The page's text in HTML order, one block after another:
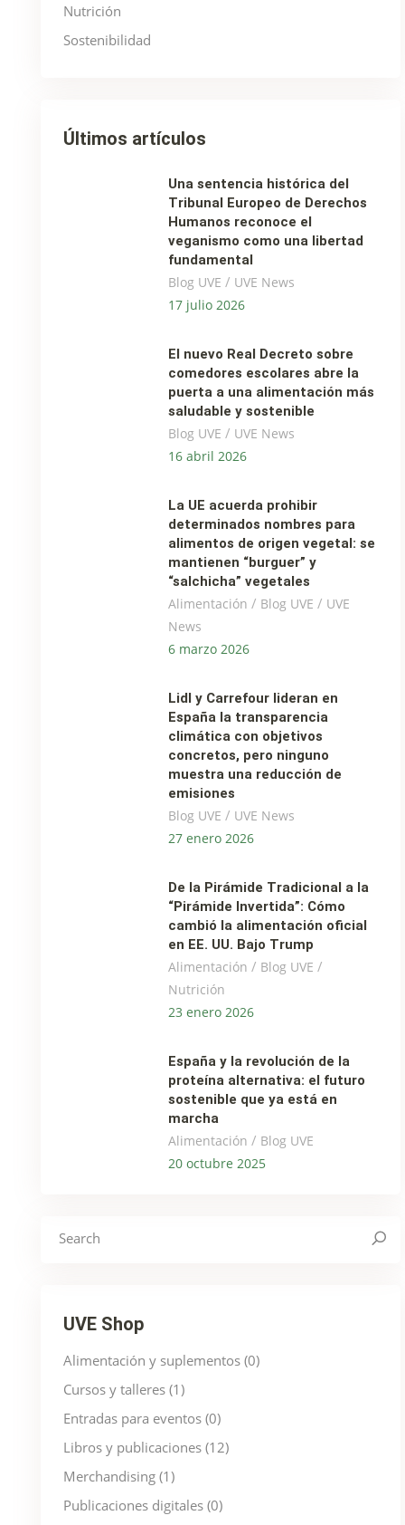
Nutrición
Sostenibilidad
Últimos artículos
Una sentencia histórica del
Tribunal Europeo de Derechos
Humanos reconoce el
veganismo como una libertad
fundamental
Blog UVE / UVE News
17 julio 2026
El nuevo Real Decreto sobre
comedores escolares abre la
puerta a una alimentación más
saludable y sostenible
Blog UVE / UVE News
16 abril 2026
La UE acuerda prohibir
determinados nombres para
alimentos de origen vegetal: se
mantienen “burguer” y
“salchicha” vegetales
Alimentación / Blog UVE / UVE
News
6 marzo 2026
Lidl y Carrefour lideran en
España la transparencia
climática con objetivos
concretos, pero ninguno
muestra una reducción de
emisiones
Blog UVE / UVE News
27 enero 2026
De la Pirámide Tradicional a la
“Pirámide Invertida”: Cómo
cambió la alimentación oficial
en EE. UU. Bajo Trump
Alimentación / Blog UVE /
Nutrición
23 enero 2026
España y la revolución de la
proteína alternativa: el futuro
sostenible que ya está en
marcha
Alimentación / Blog UVE
20 octubre 2025
for:
UVE Shop
Alimentación y suplementos (0)
Cursos y talleres (1)
Entradas para eventos (0)
Libros y publicaciones (12)
Merchandising (1)
Publicaciones digitales (0)